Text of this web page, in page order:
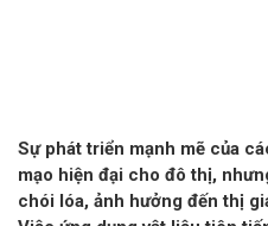
Sự phát triển mạnh mẽ của
mạo hiện đại cho đô thị,
chói lóa, ảnh hưởng đến thị